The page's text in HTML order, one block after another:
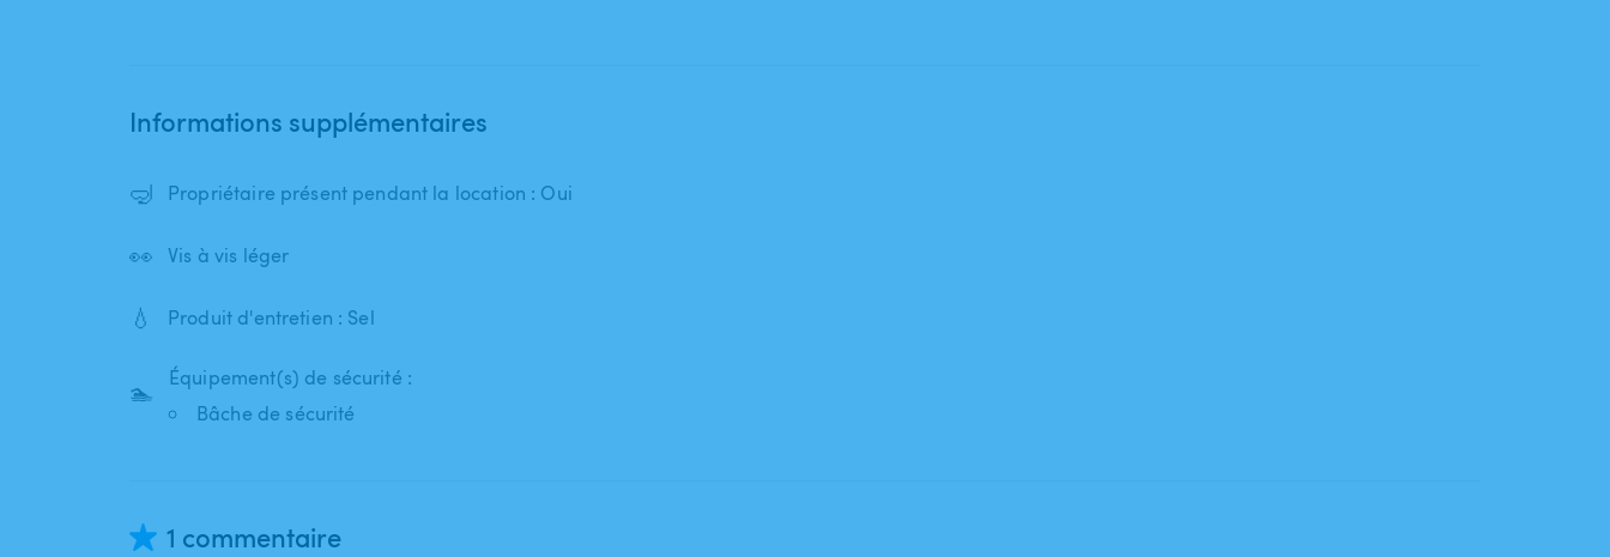
Informations supplémentaires
🤿 Propriétaire présent pendant la location : Oui
👀 Vis à vis léger
💧 Produit d'entretien : Sel
🏊
Équipement(s) de sécurité :
Bâche de sécurité
1 commentaire